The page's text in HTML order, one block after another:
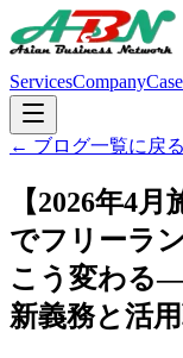
ServicesCompany
← ブログ一覧に戻る
【2026年4
でフリーラ
こう変わる
新義務と活